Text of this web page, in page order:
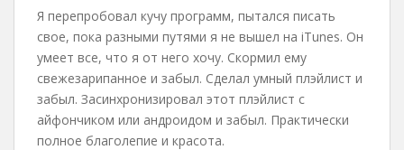
Я перепробовал кучу программ, пытался писать
свое, пока разными путями я не вышел на iTunes. Он
умеет все, что я от него хочу. Скормил ему
свежезарипанное и забыл. Сделал умный плэйлист и
забыл. Засинхронизировал этот плэйлист с
айфончиком или андроидом и забыл. Практически
полное благолепие и красота.